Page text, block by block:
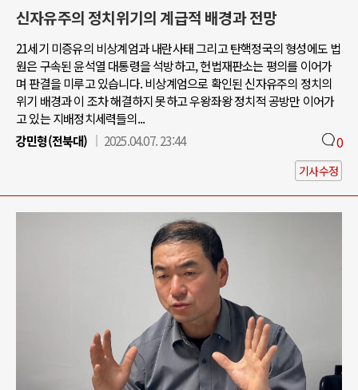
신자유주의 정치위기의 계급적 배경과 전망
21세기 미증유의 비상계엄과 내란사태 그리고 탄핵정국의 형성에도 법
원은 구속된 윤석열 대통령을 석방하고, 헌법재판소는 평의를 이어가
며 판결을 미루고 있습니다. 비상계엄으로 확인된 신자유주의 정치의
위기 배경과 이 조차 해결하지 못하고 우왕좌왕 정치적 공방만 이어가
고 있는 지배정치세력들의...
강민형(전북대)
2025.04.07. 23:44 0
기사수정